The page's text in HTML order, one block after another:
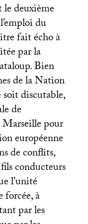
le deuxième
du
fait écho à
par la
Bien
de la Nation
discutable,
de
Marseille pour
européenne
de conflits,
conducteurs
l’unité
forcée, à
par les